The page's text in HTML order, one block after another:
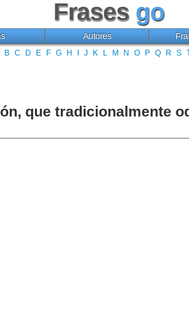
Frases go
Autores
B C D E F G H J K L M N O P Q R S
que tradicionalmente